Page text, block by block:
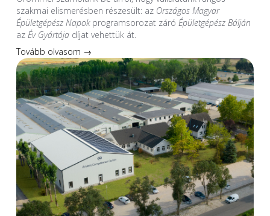
szakmai elismerésben részesült: az Országos Magyar
Épületgépész Napokprogramsorozat záró Épületgépész Bálján
az Év Gyártójadíjat vehettük át.
Tovább olvasom →